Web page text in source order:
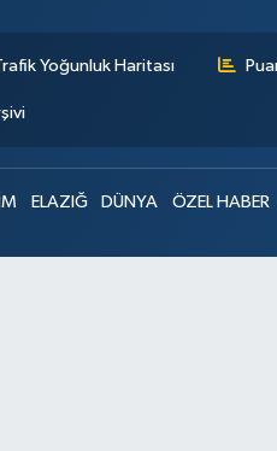
Yoğunluk Haritası
ELAZIĞ DÜNYA ÖZEL HABER